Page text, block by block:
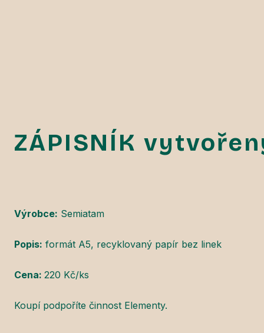
ZÁPISNÍK
Výrobce: Semiatam
Popis: formát A5, recyklovaný papír bez linek
Cena: 220 Kč/ks
Koupí podpoříte činnost Elementy.